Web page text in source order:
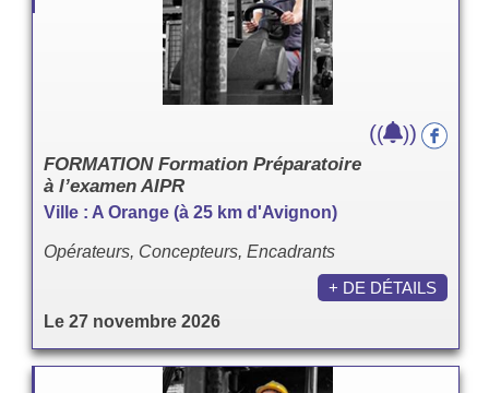
FORMATION Formation Préparatoire
à l’examen AIPR
Ville : A Orange (à 25 km d'Avignon)
Opérateurs, Concepteurs, Encadrants
Le 27 novembre 2026
(( ))
+ DE DÉTAILS